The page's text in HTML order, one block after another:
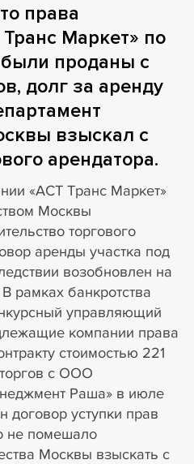
права
Маркет» по
были проданы с
долг за аренду
взыскал с
арендатора.
«АСТ Транс Маркет»
Москвы
торгового
аренды участка под
возобновлен на
рамках банкротства
управляющий
компании права
стоимостью 221
с ООО
Раша» в июле
договор уступки прав
не помешало
Москвы взыскать с